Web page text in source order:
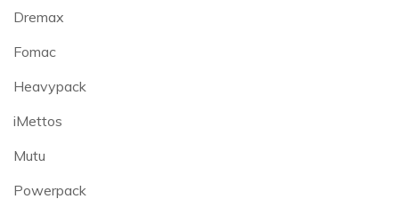
Dremax
Fomac
Heavypack
iMettos
Mutu
Powerpack